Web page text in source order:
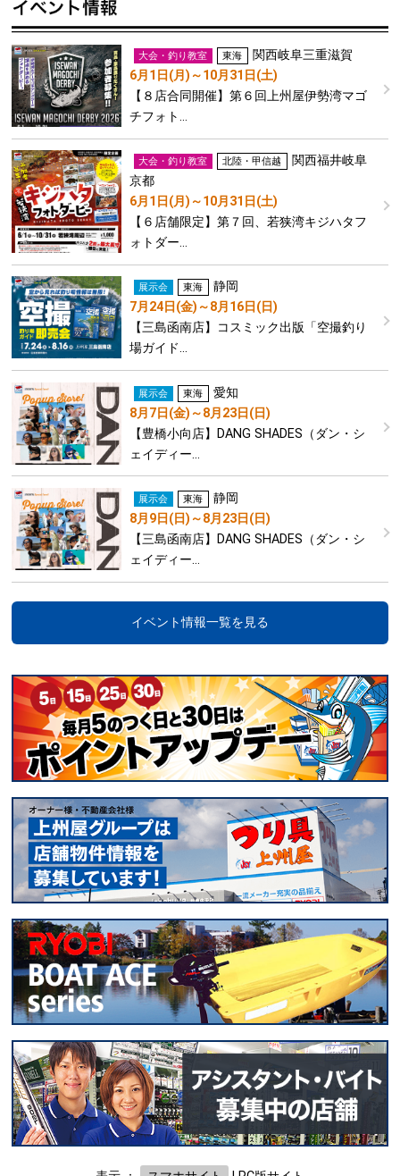
大会・釣り教室 東海 関西岐阜三重滋賀
6月1日(月)～10月31日(土)
【８店合同開催】第６回上州屋伊勢湾マゴ
チフォト…
大会・釣り教室 北陸・甲信越 関西福井岐阜
京都
6月1日(月)～10月31日(土)
【６店舗限定】第７回、若狭湾キジハタフ
ォトダー…
展示会 東海
静岡
7月24日(金)～8月16日(日)
【三島函南店】コスミック出版「空撮釣り
場ガイド…
展示会 東海
愛知
8月7日(金)～8月23日(日)
【豊橋小向店】DANG SHADES（ダン・シ
ェイディー…
展示会 東海
静岡
8月9日(日)～8月23日(日)
【三島函南店】DANG SHADES（ダン・シ
ェイディー…
イベント情報一覧を見る